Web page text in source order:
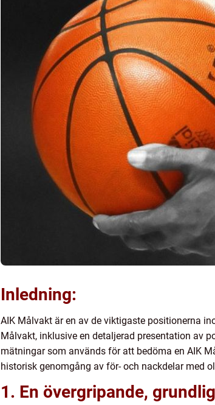
Inledning:
AIK Målvakt är en av de viktigaste positionerna
Målvakt, inklusive en detaljerad presentation av
mätningar som används för att bedöma en AIK
historisk genomgång av för- och nackdelar med
1. En övergripande,